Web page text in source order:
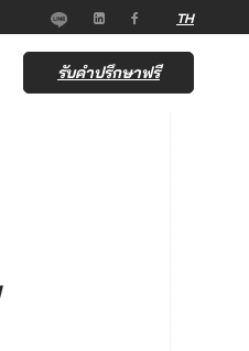
TH
รับคำปรึกษาฟรี